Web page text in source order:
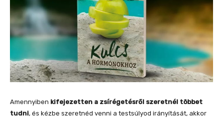
Amennyiben kifejezetten a zsírégetésről szeretnél többet
tudni, és kézbe szeretnéd venni a testsúlyod irányítását, akkor